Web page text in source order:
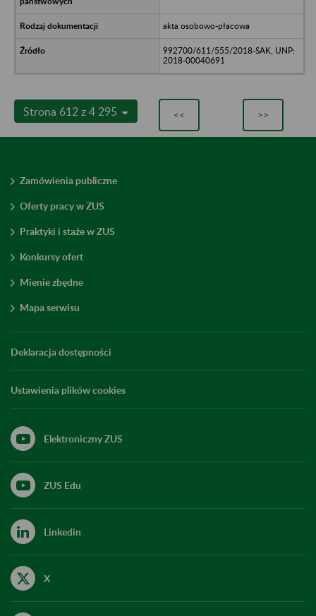
akta osobowo-płacowa
992700/611/555/2018-SAK, UNP:
2018-00040691
Strona 612 z 4 295 << >>
Zamówienia publiczne
Oferty pracy w ZUS
Praktyki i staże w ZUS
Konkursy ofert
Mienie zbędne
Mapa serwisu
Deklaracja dostępności
Ustawienia plików cookies
Elektroniczny ZUS
ZUS Edu
Linkedin
X